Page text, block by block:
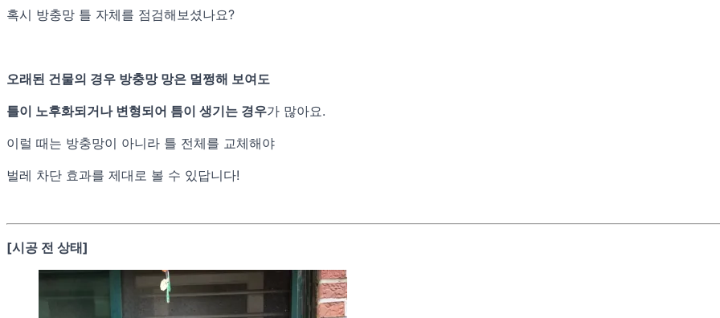
혹시 방충망 틀 자체를 점검해보셨나요?
오래된 건물의 경우 방충망 망은 멀쩡해 보여도
틀이 노후화되거나 변형되어 틈이 생기는 경우가 많아요.
이럴 때는 방충망이 아니라 틀 전체를 교체해야
벌레 차단 효과를 제대로 볼 수 있답니다!
[시공 전 상태]